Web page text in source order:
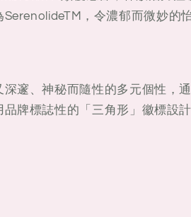
，令濃郁而微妙的
邃、神秘而隨性的多元個性，
牌標誌性的「三角形」徽標設